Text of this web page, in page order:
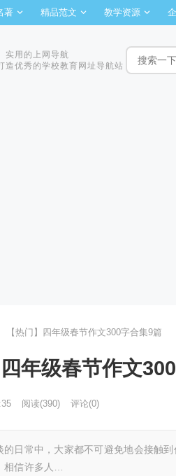
著 精品范文 教学资源
实用的上网导航
造优秀的学校教育网址导航站
【热门】四年级春节作文300字合集9篇
四年级春节作文
阅读(390) 评论(0)
常中，大家都不可避免地会接触到
相信许多人…